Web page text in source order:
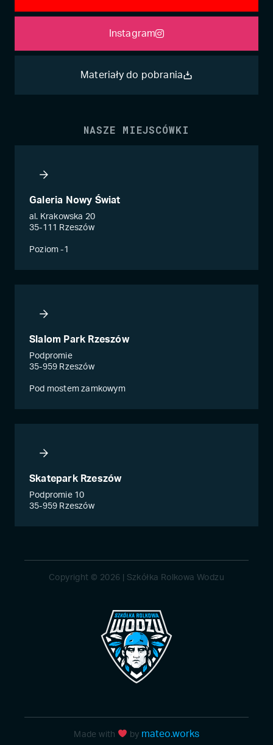
Instagram
Materiały do pobrania
NASZE MIEJSCÓWKI
Galeria Nowy Świat
al. Krakowska 20
35-111 Rzeszów
Poziom -1
Slalom Park Rzeszów
Podpromie
35-959 Rzeszów
Pod mostem zamkowym
Skatepark Rzeszów
Podpromie 10
35-959 Rzeszów
Copyright © 2026 | Szkółka Rolkowa Wodzu
Made with by mateo.works